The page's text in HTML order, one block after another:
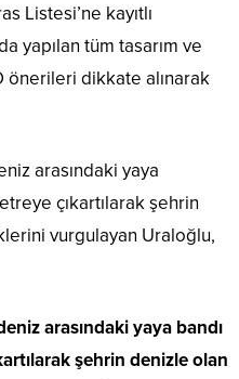
Listesi’ne kayıtlı
yapılan tüm tasarım ve
önerileri dikkate alınarak
arasındaki yaya
çıkartılarak şehrin
vurgulayan Uraloğlu,
arasındaki yaya bandı
şehrin denizle olan